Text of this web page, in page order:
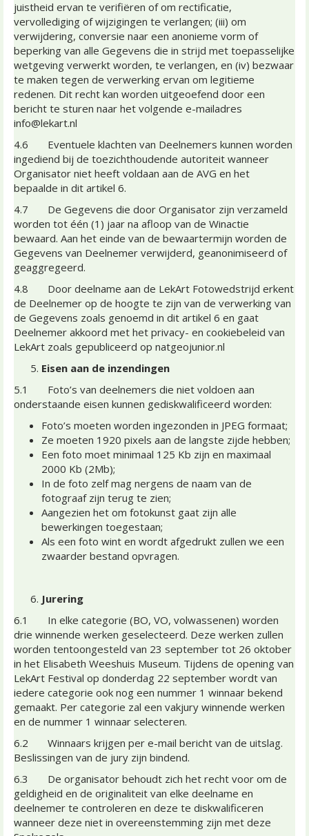
juistheid ervan te verifiëren of om rectificatie,
vervollediging of wijzigingen te verlangen; (iii) om
verwijdering, conversie naar een anonieme vorm of
beperking van alle Gegevens die in strijd met toepasselijke
wetgeving verwerkt worden, te verlangen, en (iv) bezwaar
te maken tegen de verwerking ervan om legitieme
redenen. Dit recht kan worden uitgeoefend door een
bericht te sturen naar het volgende e-mailadres
info@lekart.nl
4.6 Eventuele klachten van Deelnemers kunnen worden
ingediend bij de toezichthoudende autoriteit wanneer
Organisator niet heeft voldaan aan de AVG en het
bepaalde in dit artikel 6.
4.7 De Gegevens die door Organisator zijn verzameld
worden tot één (1) jaar na afloop van de Winactie
bewaard. Aan het einde van de bewaartermijn worden de
Gegevens van Deelnemer verwijderd, geanonimiseerd of
geaggregeerd.
4.8 Door deelname aan de LekArt Fotowedstrijd erkent
de Deelnemer op de hoogte te zijn van de verwerking van
de Gegevens zoals genoemd in dit artikel 6 en gaat
Deelnemer akkoord met het privacy- en cookiebeleid van
LekArt zoals gepubliceerd op natgeojunior.nl
Eisen aan de inzendingen
5.1 Foto’s van deelnemers die niet voldoen aan
onderstaande eisen kunnen gediskwalificeerd worden:
Foto’s moeten worden ingezonden in JPEG formaat;
Ze moeten 1920 pixels aan de langste zijde hebben;
Een foto moet minimaal 125 Kb zijn en maximaal
2000 Kb (2Mb);
In de foto zelf mag nergens de naam van de
fotograaf zijn terug te zien;
Aangezien het om fotokunst gaat zijn alle
bewerkingen toegestaan;
Als een foto wint en wordt afgedrukt zullen we een
zwaarder bestand opvragen.
Jurering
6.1 In elke categorie (BO, VO, volwassenen) worden
drie winnende werken geselecteerd. Deze werken zullen
worden tentoongesteld van 23 september tot 26 oktober
in het Elisabeth Weeshuis Museum. Tijdens de opening van
LekArt Festival op donderdag 22 september wordt van
iedere categorie ook nog een nummer 1 winnaar bekend
gemaakt. Per categorie zal een vakjury winnende werken
en de nummer 1 winnaar selecteren.
6.2 Winnaars krijgen per e-mail bericht van de uitslag.
Beslissingen van de jury zijn bindend.
6.3 De organisator behoudt zich het recht voor om de
geldigheid en de originaliteit van elke deelname en
deelnemer te controleren en deze te diskwalificeren
wanneer deze niet in overeenstemming zijn met deze